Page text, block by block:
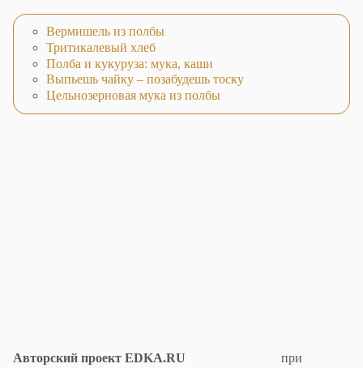
Вермишель из полбы
Тритикалевый хлеб
Полба и кукуруза: мука, каши
Выпьешь чайку – позабудешь тоску
Цельнозерновая мука из полбы
Авторский проект EDKA.RU
при